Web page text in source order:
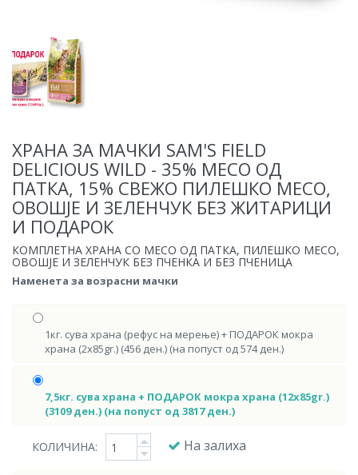
ХРАНА ЗА МАЧКИ SAM'S FIELD
DELICIOUS WILD - 35% МЕСО ОД
ПАТКА, 15% СВЕЖО ПИЛЕШКО МЕСО,
ОВОШЈЕ И ЗЕЛЕНЧУК БЕЗ ЖИТАРИЦИ
И ПОДАРОК
КОМПЛЕТНА ХРАНА СО МЕСО ОД ПАТКА, ПИЛЕШКО МЕСО,
ОВОШЈЕ И ЗЕЛЕНЧУК БЕЗ ПЧЕНКА И БЕЗ ПЧЕНИЦА
Наменета за возрасни мачки
1кг. сува храна (рефус на мерење) + ПОДАРОК мокра
храна (2x85gr.) (456 ден.) (на попуст од 574 ден.)
7,5кг. сува храна + ПОДАРОК мокра храна (12x85gr.)
(3109 ден.) (на попуст од 3817 ден.)
КОЛИЧИНА: На залиха